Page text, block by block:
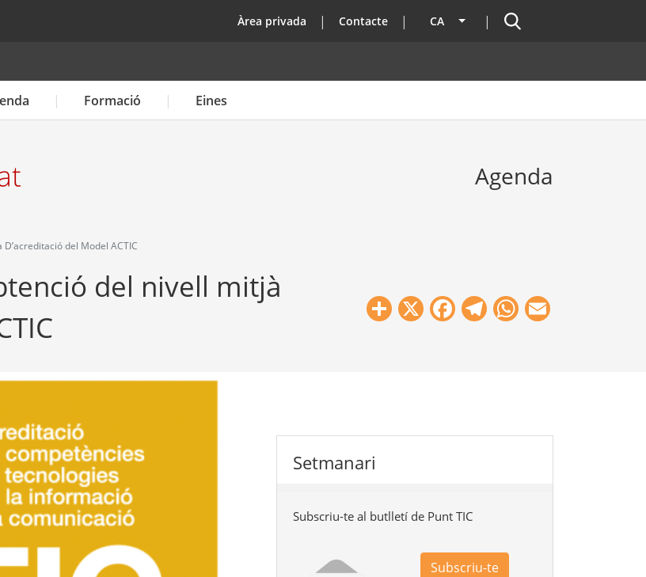
top
Àrea privada Contacte CA Llista les accions addicionals
Cercador
Formació Eines
Agenda
del Model ACTIC
del nivell mitjà
Share
X Facebook
Telegram
WhatsApp
Setmanari
Subscriu-te al butlletí de Punt TIC
Subscriu-te